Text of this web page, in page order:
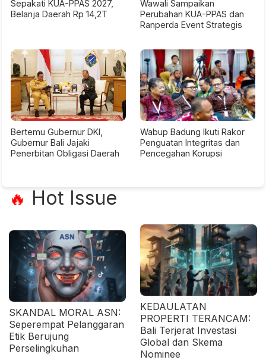
Sepakati KUA-PPAS 2027,
Belanja Daerah Rp 14,2T
Wawali Sampaikan
Perubahan KUA-PPAS dan
Ranperda Event Strategis
Bertemu Gubernur DKI,
Gubernur Bali Jajaki
Penerbitan Obligasi Daerah
Wabup Badung Ikuti Rakor
Penguatan Integritas dan
Pencegahan Korupsi
🔥 Hot Issue
SKANDAL MORAL ASN:
Seperempat Pelanggaran
Etik Berujung
Perselingkuhan
KEDAULATAN
PROPERTI TERANCAM:
Bali Terjerat Investasi
Global dan Skema
Nominee